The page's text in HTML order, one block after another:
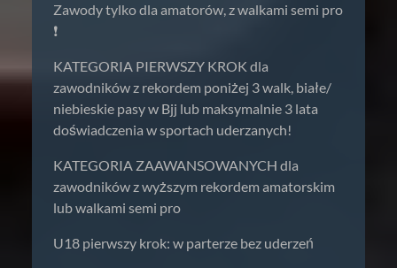
Zawody tylko dla amatorów, z walkami semi pro
❗️
KATEGORIA PIERWSZY KROK dla
zawodników z rekordem poniżej 3 walk, białe/
niebieskie pasy w Bjj lub maksymalnie 3 lata
doświadczenia w sportach uderzanych!
KATEGORIA ZAAWANSOWANYCH dla
zawodników z wyższym rekordem amatorskim
lub walkami semi pro
U18 pierwszy krok: w parterze bez uderzeń